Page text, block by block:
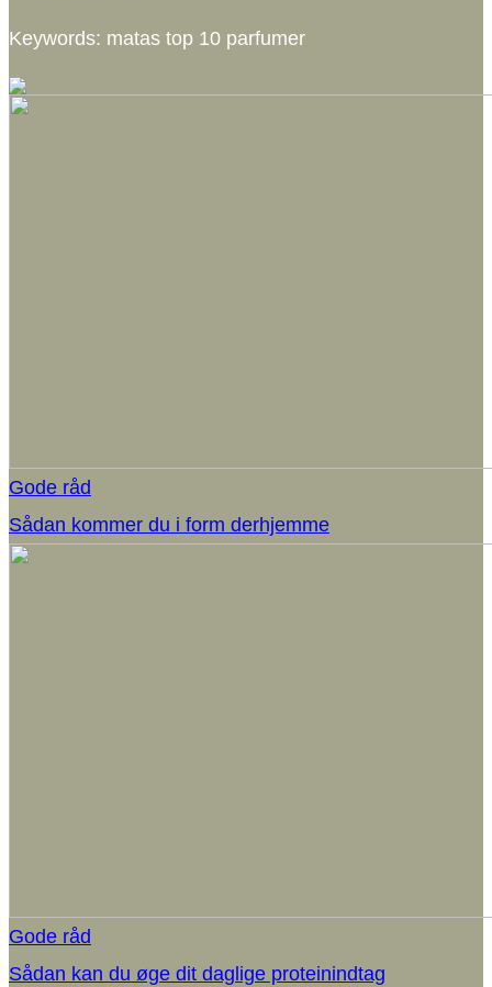
Keywords: matas top 10 parfumer
Gode råd
Sådan kommer du i form derhjemme
Gode råd
Sådan kan du øge dit daglige proteinindtag